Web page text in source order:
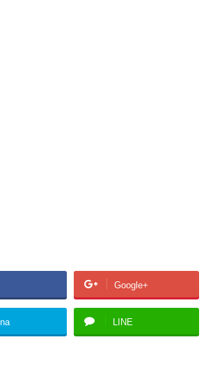
Google+
LINE